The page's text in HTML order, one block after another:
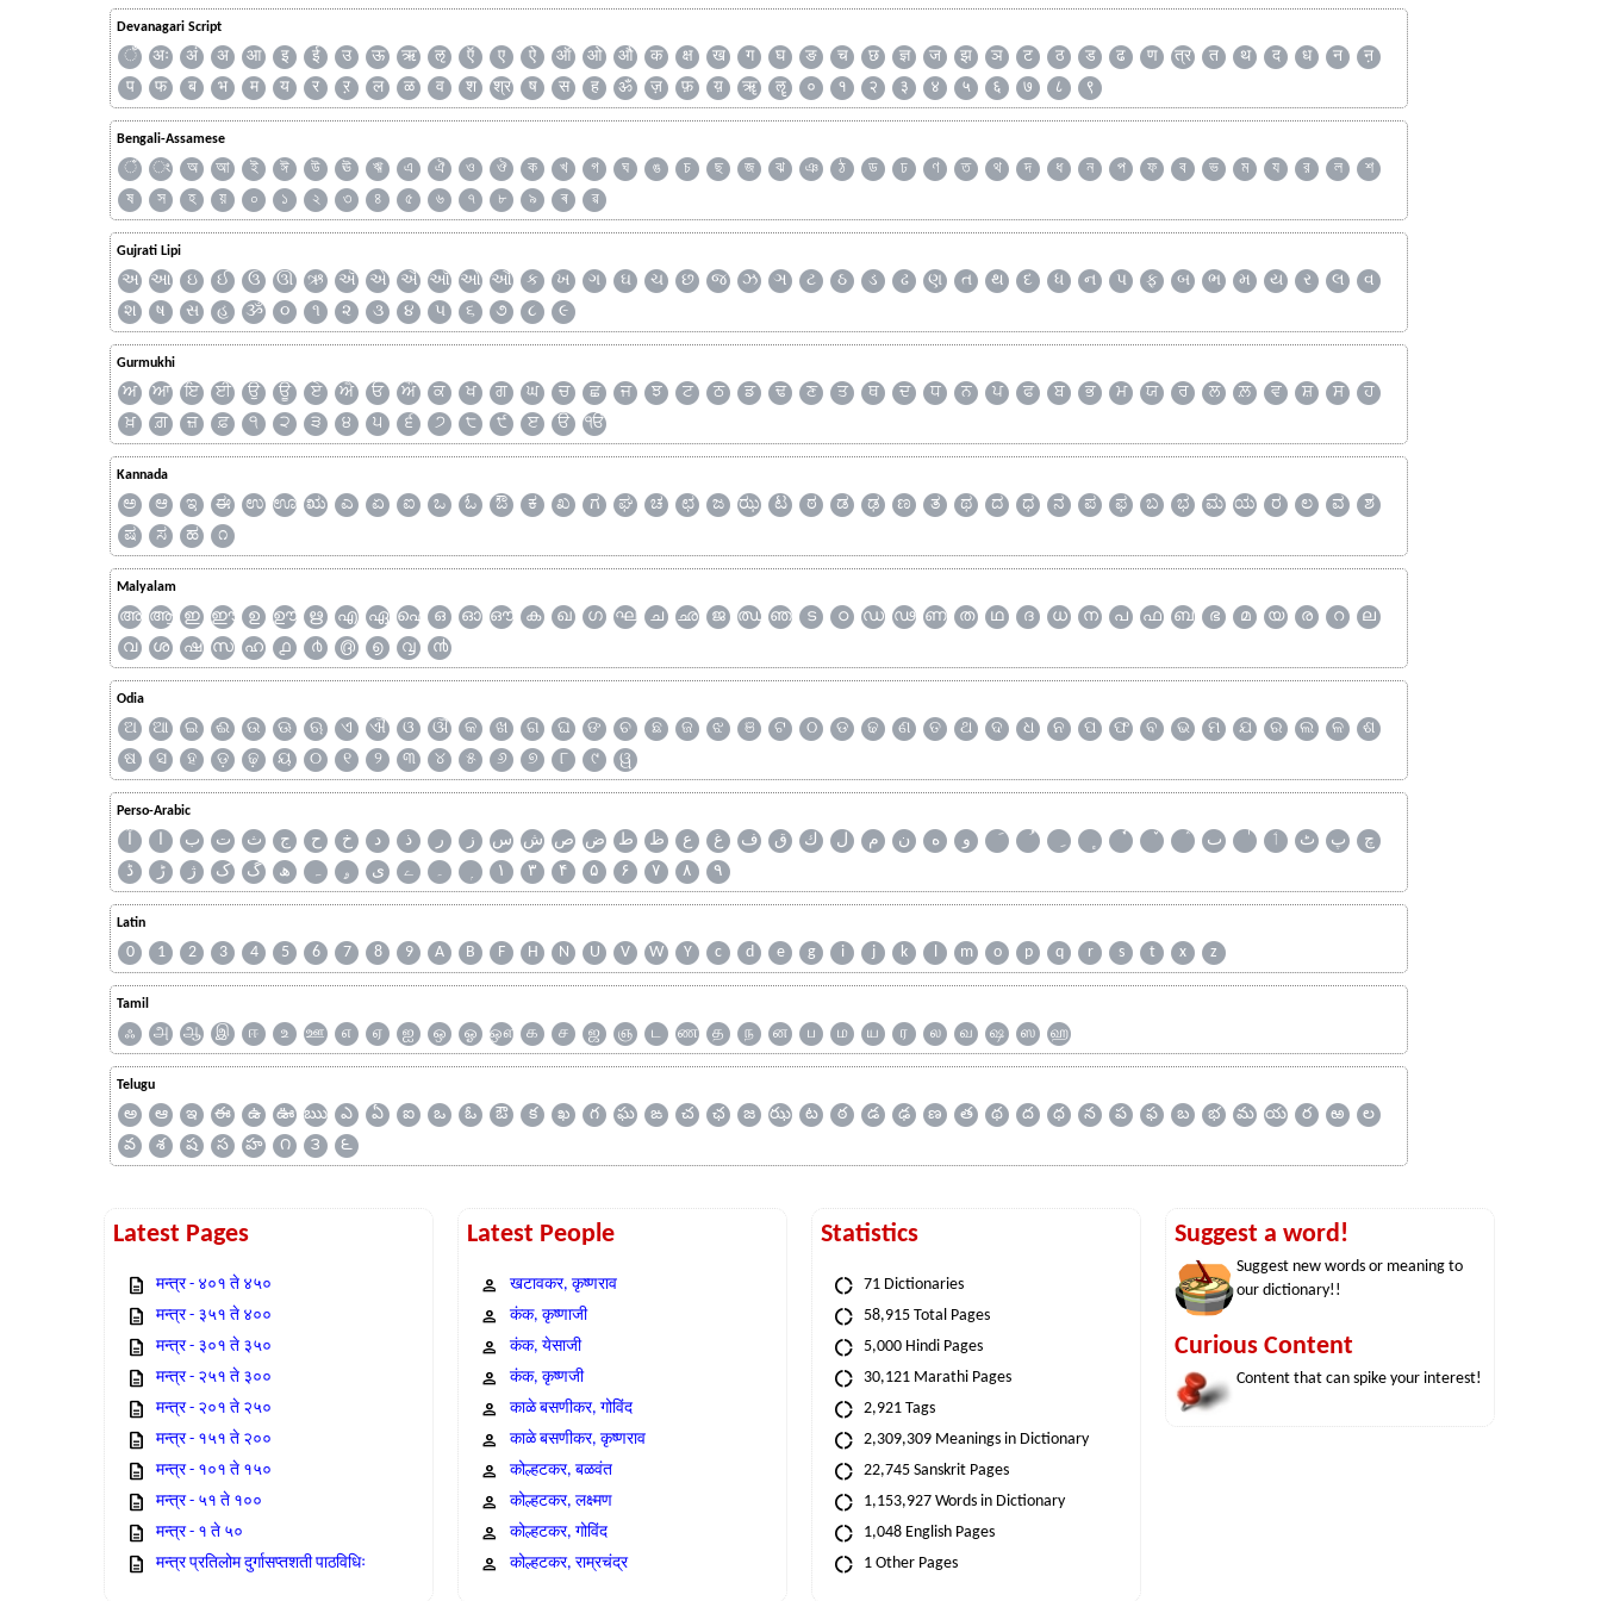
Devanagari Script
ँ अः अं अ आ इ ई उ ऊ ऋ ऌ ऍ ए ऐ ऑ ओ औ क क्ष ख ग घ ङ च छ ज्ञ ज झ ञ ट ठ ड ढ ण त्र त थ द ध न
ऩ
प
फ ब भ म य र ऱ ल ळ व श श्र ष स ह ॐ ज़ फ़ य़ ॠ ॡ ० १ २ ३ ४ ५ ६ ७ ८ ९
Bengali-Assamese
ঁ ং অ আ ই ঈ উ ঊ ঋ এ ঐ ও ঔ ক খ গ ঘ ঙ চ ছ জ ঝ ঞ ঠ ড ঢ ণ ত থ দ ধ ন প ফ ব ভ ম য র ল
শ
ষ
স হ য় ০ ১ ২ ৩ ৪ ৫ ৬ ৭ ৮ ৯ ৰ ৱ
Gujrati Lipi
અ આ ઇ ઈ ઉ ઊ ઋ ઍ એ ઐ ઑ ઓ ઔ ક ખ ગ ઘ ચ છ જ ઝ ઞ ટ ઠ ડ ઢ ણ ત થ દ ધ ન પ ફ બ ભ મ ય ર લ
વ
શ
ષ સ હ ૐ ૦ ૧ ૨ ૩ ૪ ૫ ૬ ૭ ૮ ૯
Gurmukhi
ਅ ਆ ਇ ਈ ਉ ਊ ਏ ਐ ਓ ਔ ਕ ਖ ਗ ਘ ਚ ਛ ਜ ਝ ਟ ਠ ਡ ਢ ਣ ਤ ਥ ਦ ਧ ਨ ਪ ਫ ਬ ਭ ਮ ਯ ਰ ਲ ਲ਼ ਵ ਸ਼ ਸ
ਹ
ਖ਼
ਗ਼ ਜ਼ ਫ਼ ੧ ੨ ੩ ੪ ੫ ੬ ੭ ੮ ੯ ੲ ੳ ੴ
Kannada
ಅ ಆ ಇ ಈ ಉ ಊ ಋ ಎ ಏ ಐ ಒ ಓ ಔ ಕ ಖ ಗ ಘ ಚ ಛ ಜ ಝ ಟ ಠ ಡ ಢ ಣ ತ ಥ ದ ಧ ನ ಪ ಫ ಬ ಭ ಮ ಯ ರ ಲ ವ
ಶ
ಷ
ಸ ಹ ೧
Malyalam
അ ആ ഇ ഈ ഉ ഊ ഋ എ ഏ ഐ ഒ ഓ ഔ ക ഖ ഗ ഘ ച ഛ ജ ഝ ഞ ട ഠ ഡ ഢ ണ ത ഥ ദ ധ ന പ ഫ ബ ഭ മ യ ര റ
ല
വ
ശ ഷ സ ഹ ൧ ൪ ൫ ൭ ൮ ൯
Odia
ଅ ଆ ଇ ଈ ଉ ଊ ଋ ଏ ଐ ଓ ଔ କ ଖ ଗ ଘ ଙ ଚ ଛ ଜ ଝ ଞ ଟ ଠ ଡ ଢ ଣ ତ ଥ ଦ ଧ ନ ପ ଫ ବ ଭ ମ ଯ ର ଲ ଳ
ଶ
ଷ
ସ ହ ଡ଼ ଢ଼ ୟ ୦ ୧ ୨ ୩ ୪ ୫ ୬ ୭ ୮ ୯ ୱ
Perso-Arabic
آ ا ب ت ث ج ح خ د ذ ر ز س ش ص ض ط ظ ع غ ف ق ك ل م ن ه و ٮ ٲ ٹ پ
چ
ڈ
ڑ ژ ک گ ھ ہ ۄ ی ے ۔ ۱ ۳ ۴ ۵ ۶ ۷ ۸ ۹
Latin
0 1 2 3 4 5 6 7 8 9 A B F H N U V W Y c d e g i j k l m o p q r s t x z
Tamil
ஃ அ ஆ இ ஈ உ ஊ எ ஏ ஐ ஒ ஓ ஔ க ச ஜ ஞ ட ண த ந ன ப ம ய ர ல வ ஷ ஸ ஹ
Telugu
అ ఆ ఇ ఈ ఉ ఊ ఋ ఎ ఏ ఐ ఒ ఓ ఔ క ఖ గ ఘ ఙ చ ఛ జ ఝ ట ఠ డ ఢ ణ త థ ద ధ న ప ఫ బ భ మ య ర ఱ
ల
వ
శ ష స హ ౧ ౩ ౬
Latest Pages
मन्त्र - ४०१ ते ४५०
मन्त्र - ३५१ ते ४००
मन्त्र - ३०१ ते ३५०
मन्त्र - २५१ ते ३००
मन्त्र - २०१ ते २५०
मन्त्र - १५१ ते २००
मन्त्र - १०१ ते १५०
मन्त्र - ५१ ते १००
मन्त्र - १ ते ५०
मन्त्र प्रतिलोम दुर्गासप्तशती पाठविधिः
Latest People
खटावकर, कृष्णराव
कंक, कृष्णाजी
कंक, येसाजी
कंक, कृष्णजी
काळे बसणीकर, गोविंद
काळे बसणीकर, कृष्णराव
कोल्हटकर, बळवंत
कोल्हटकर, लक्ष्मण
कोल्हटकर, गोविंद
कोल्हटकर, राम्रचंद्र
Statistics
71 Dictionaries
58,915 Total Pages
5,000 Hindi Pages
30,121 Marathi Pages
2,921 Tags
2,309,309 Meanings in Dictionary
22,745 Sanskrit Pages
1,153,927 Words in Dictionary
1,048 English Pages
1 Other Pages
Suggest a word!
Suggest new words or meaning to
our dictionary!!
Curious Content
Content that can spike your interest!